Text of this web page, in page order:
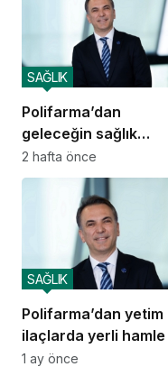
Polifarma’dan
geleceğin sağlık
liderlerine tam destek
SAĞLIK
2 hafta önce
Polifarma’dan yetim
ilaçlarda yerli hamle
SAĞLIK
1 ay önce